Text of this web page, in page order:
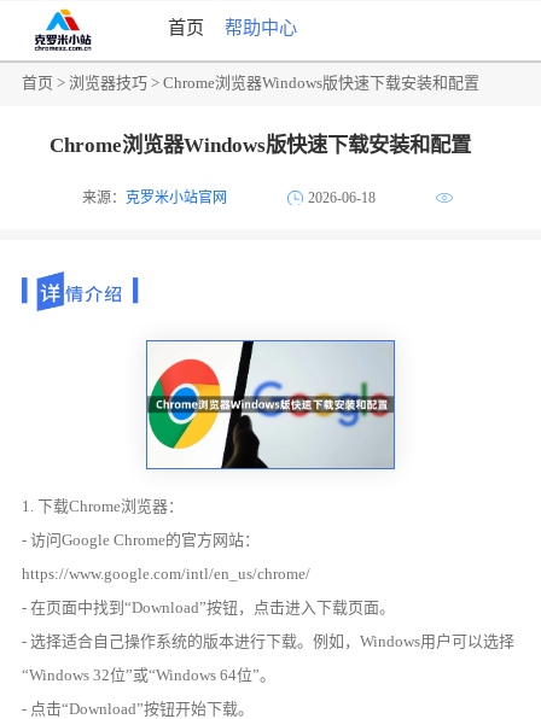
首页 帮助中心
首页 >浏览器技巧 > Chrome浏览器Windows版快速下载安装和配置
Chrome浏览器Windows版快速下载安装和配置
来源：克罗米小站官网 2026-06-18
1. 下载Chrome浏览器：
- 访问Google Chrome的官方网站：
https://www.google.com/intl/en_us/chrome/
- 在页面中找到“Download”按钮，点击进入下载页面。
- 选择适合自己操作系统的版本进行下载。例如，Windows用户可以选择
“Windows 32位”或“Windows 64位”。
- 点击“Download”按钮开始下载。